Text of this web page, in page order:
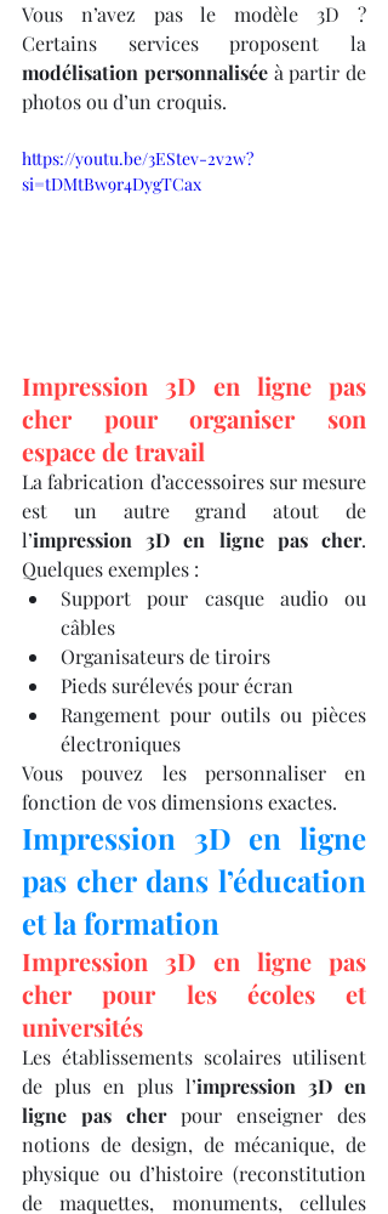
Vous n’avez pas le modèle 3D ?
modélisation personnalisée à partir de
photos ou d’un croquis.
https://youtu.be/3EStev-2v2w?
si=tDMtBw9r4DygTCax
Impression 3D en ligne pas
cher pour organiser son
espace de travail
La fabrication d’accessoires sur mesure
est un autre grand atout de
l’impression 3D en ligne pas cher.
Quelques exemples :
Support pour casque audio ou
câbles
Organisateurs de tiroirs
Pieds surélevés pour écran
Rangement pour outils ou pièces
électroniques
Vous pouvez les personnaliser en
fonction de vos dimensions exactes.
Impression 3D en ligne
pas cher dans l’éducation
et la formation
Impression 3D en ligne pas
cher pour les écoles et
universités
Les établissements scolaires utilisent
de plus en plus l’impression 3D en
ligne pas cher pour enseigner des
notions de design, de mécanique, de
physique ou d’histoire (reconstitution
de maquettes, monuments, cellules